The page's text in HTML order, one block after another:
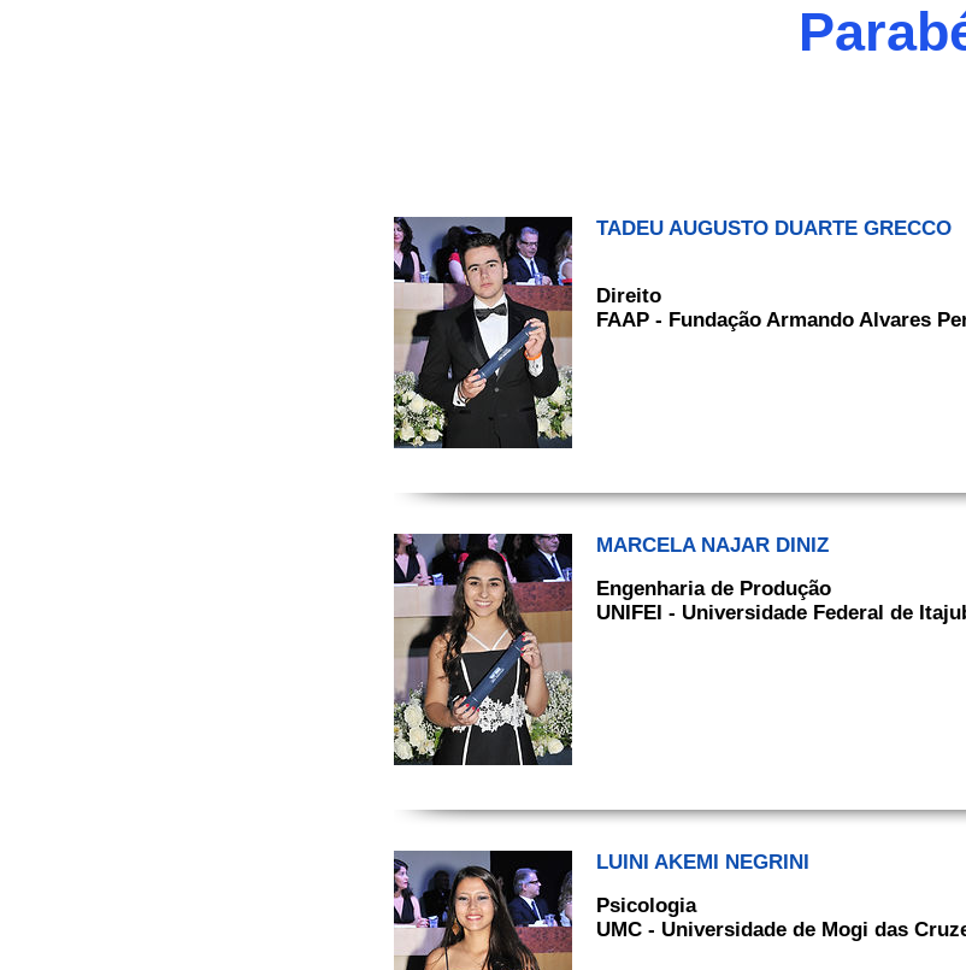
TADEU AUGUSTO DUARTE GRECCO
Direito
FAAP - Fundação Armando Alvares
MARCELA NAJAR DINIZ
Engenharia de Produção
UNIFEI - Universidade Federal de
LUINI AKEMI NEGRINI
Psicologia
UMC - Universidade de Mogi das